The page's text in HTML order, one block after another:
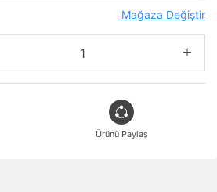
Mağaza Değiştir
Ürünü Paylaş